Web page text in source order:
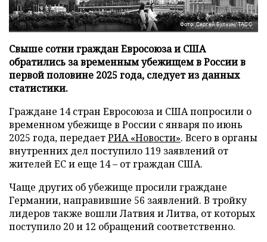
Фото: Сергей Булкин/ТАСС
Свыше сотни граждан Евросоюза и США
обратились за временным убежищем в России в
первой половине 2025 года, следует из данных
статистики.
Граждане 14 стран Евросоюза и США попросили о
временном убежище в России с января по июнь
2025 года, передаетРИА «Новости». Всего в органы
внутренних дел поступило 119 заявлений от
жителей ЕС и еще 14 – от граждан США.
Чаще других об убежище просили граждане
Германии, направившие 56 заявлений. В тройку
лидеров также вошли Латвия и Литва, от которых
поступило 20 и 12 обращений соответственно.